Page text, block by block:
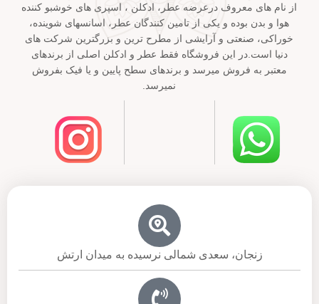
از نام های معروف درعرضه عطر، ادکلن ، اسپری های خوشبو کننده
هوا و بدن بوده و یکی از تامین کنندگان عطر، اسانسهای شوینده،
خوراکی، صنعتی و آرایشی از مطرح ترین و بزرگترین شرکت های
دنیا است.در این فروشگاه فقط عطر و ادکلن اصلی از برندهای
معتبر به فروش میرسد و برندهای سطح پایین و یا فیک بفروش
نمیرسد.
زنجان، سعدی شمالی نرسیده به میدان ارتش